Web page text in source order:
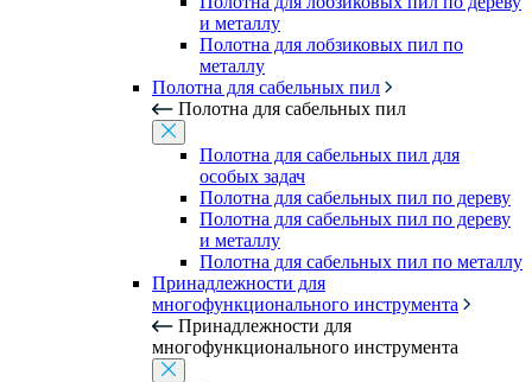
и металлу
Полотна для лобзиковых пил по
металлу
Полотна для сабельных пил
Полотна для сабельных пил
Полотна для сабельных пил для
особых задач
Полотна для сабельных пил по дереву
Полотна для сабельных пил по дереву
и металлу
Полотна для сабельных пил по металлу
Принадлежности для
многофункционального инструмента
Принадлежности для
многофункционального инструмента